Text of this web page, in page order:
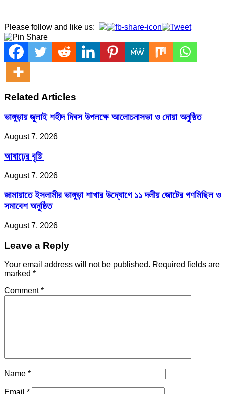
Please follow and like us:
Related Articles
ভাঙ্গুড়ায় জুলাই শহীদ দিবস উপলক্ষে আলোচনাসভা ও দোয়া অনুষ্ঠিত
August 7, 2026
আষাঢ়ের বৃষ্টি
August 7, 2026
জামায়াতে ইসলামীর ভাঙ্গুড়া শাখার উদ্যোগে ১১ দলীয় জোটের গণমিছিল ও
সমাবেশ অনুষ্ঠিত
August 7, 2026
Leave a Reply
Your email address will not be published. Required fields are
marked *
Comment*
Name *